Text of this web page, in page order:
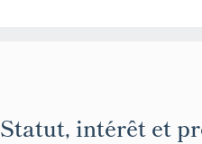
Statut, intérêt et